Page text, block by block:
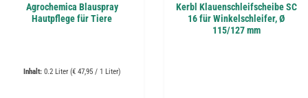
Agrochemica Blauspray
Hautpflege für Tiere
Inhalt: 0.2 Liter (€ 47,95 / 1 Liter)
Kerbl Klauenschleifscheibe SC
16 für Winkelschleifer, Ø
115/127 mm